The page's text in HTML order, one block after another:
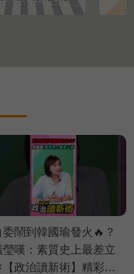
委鬧到韓國瑜發火🔥？
瑩嘆：素質史上最差立
【政治讀新術】精彩速